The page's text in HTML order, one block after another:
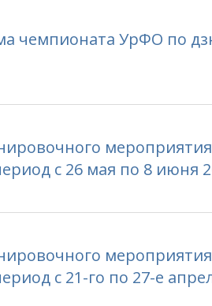
чемпионата УрФО по
с 26 мая по 8 июня
с 21-го по 27-е